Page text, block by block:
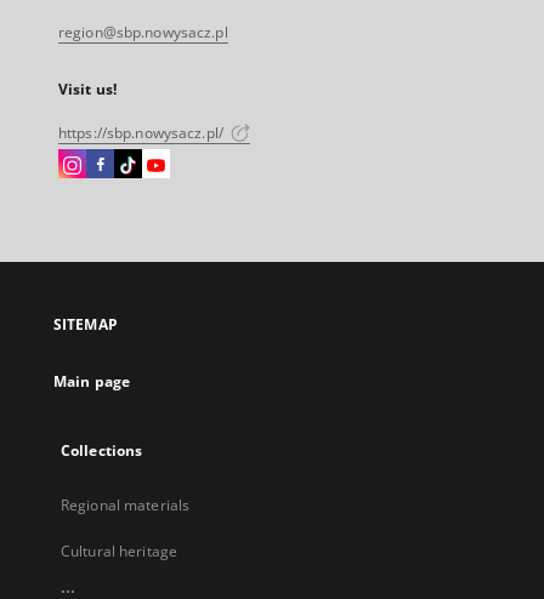
region@sbp.nowysacz.pl
Visit us!
https://sbp.nowysacz.pl/
Instagram
open
new
Facebook
open
new
Instagram
open
new
Instagram
open
SITEMAP
Main page
Collections
Regional materials
Cultural heritage
...